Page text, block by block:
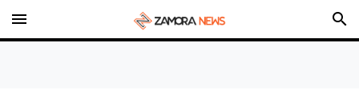
menu search